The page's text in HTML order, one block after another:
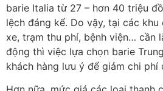
barie Italia từ 27 – hơn 40 triệu
lệch đáng kể. Do vậy, tại các
xe, trạm thu phí, bệnh viện… cần
động thì việc lựa chọn barie
khách hàng lưu ý để giảm chi phí